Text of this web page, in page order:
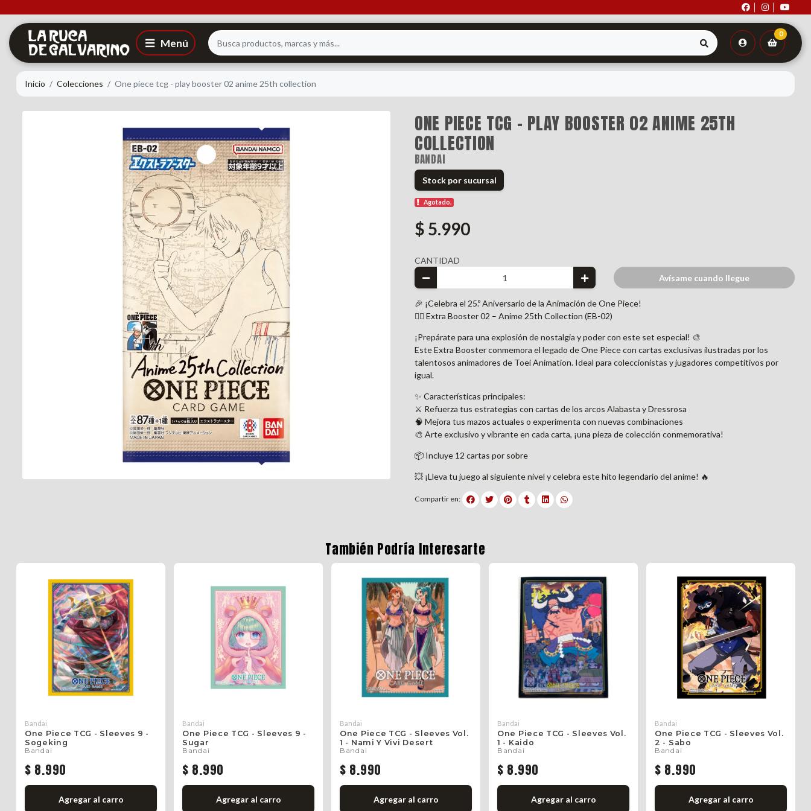
0
Inicio Colecciones One piece tcg - play booster 02 anime 25th collection
ONE PIECE TCG - PLAY BOOSTER 02 ANIME 25TH
COLLECTION
BANDAI
Stock por sucursal
Agotado.
$ 5.990
CANTIDAD
Avísame cuando llegue
🎉 ¡Celebra el 25.º Aniversario de la Animación de One Piece!
🏴‍☠️ Extra Booster 02 – Anime 25th Collection (EB-02)
¡Prepárate para una explosión de nostalgia y poder con este set especial! 🎨
Este Extra Booster conmemora el legado de One Piece con cartas exclusivas ilustradas por los
talentosos animadores de Toei Animation. Ideal para coleccionistas y jugadores competitivos por
igual.
✨ Características principales:
⚔️ Refuerza tus estrategias con cartas de los arcos Alabasta y Dressrosa
🧠 Mejora tus mazos actuales o experimenta con nuevas combinaciones
🎨 Arte exclusivo y vibrante en cada carta, ¡una pieza de colección conmemorativa!
📦 Incluye 12 cartas por sobre
💥 ¡Lleva tu juego al siguiente nivel y celebra este hito legendario del anime! 🔥
Compartir en:
También Podría Interesarte
Bandai
One Piece TCG - Sleeves 9 -
Sogeking
Bandai
$ 8.990
Agregar al carro
Bandai
One Piece TCG - Sleeves 9 -
Sugar
Bandai
$ 8.990
Agregar al carro
Bandai
One Piece TCG - Sleeves Vol.
1 - Nami Y Vivi Desert
Bandai
$ 8.990
Agregar al carro
Bandai
One Piece TCG - Sleeves Vol.
1 - Kaido
Bandai
$ 8.990
Agregar al carro
Bandai
One Piece TCG - Sleeves Vol.
2 - Sabo
Bandai
$ 8.990
Agregar al carro